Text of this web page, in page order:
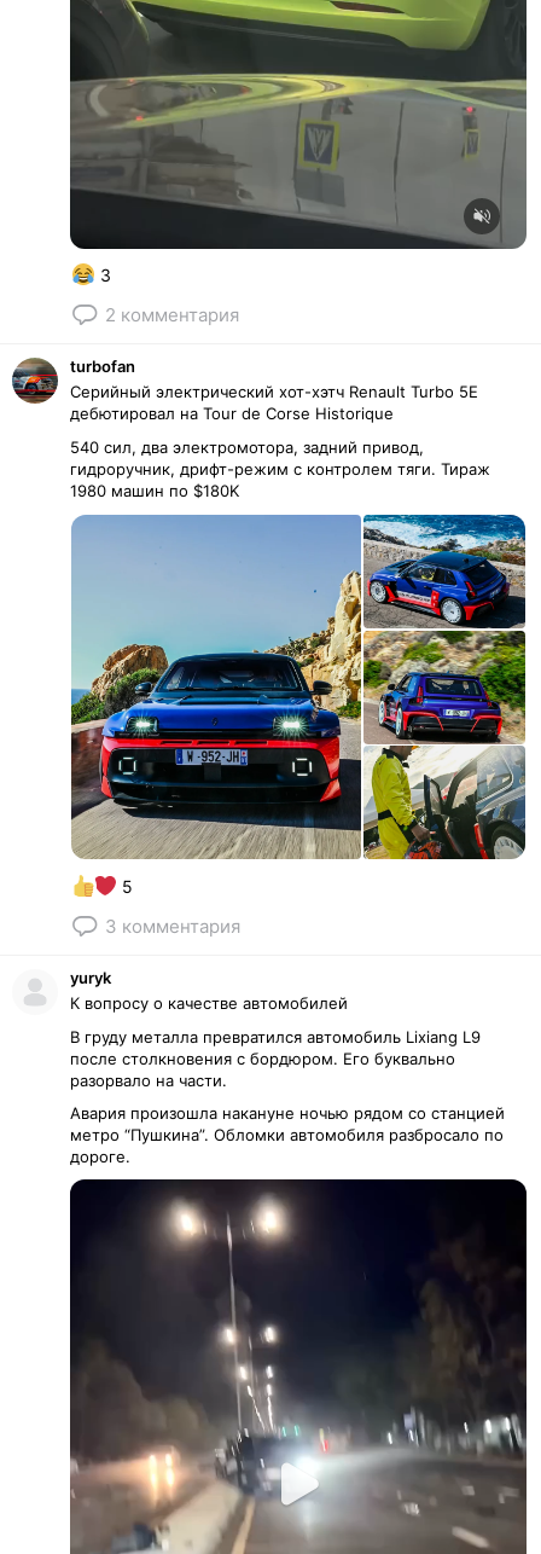
Unmute
3
2 комментария
turbofan
Серийный электрический хот-хэтч Renault Turbo 5E
дебютировал на Tour de Corse Historique
540 сил, два электромотора, задний привод,
гидроручник, дрифт-режим с контролем тяги. Тираж
1980 машин по $180K
5
3 комментария
yuryk
К вопросу о качестве автомобилей
В груду металла превратился автомобиль Lixiang L9
после столкновения с бордюром. Его буквально
разорвало на части.
Авария произошла накануне ночью рядом со станцией
метро “Пушкина”. Обломки автомобиля разбросало по
дороге.
Play
Video